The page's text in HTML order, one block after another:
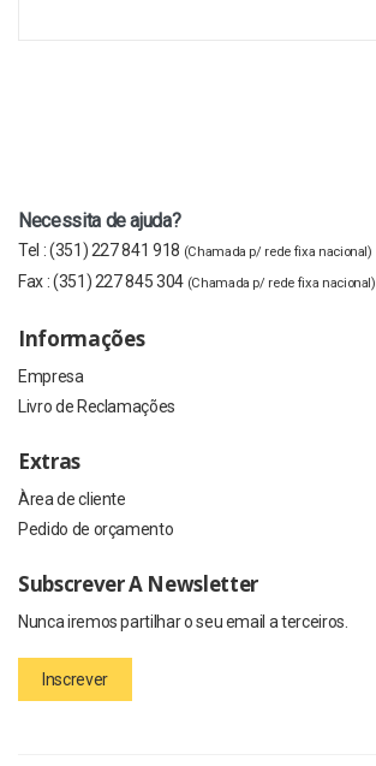
Necessita de ajuda?
Tel :(351) 227 841 918 (Chamada p/ rede fixa nacional)
Fax :(351) 227 845 304 (Chamada p/ rede fixa nacional)
Informações
Empresa
Livro de Reclamações
Extras
Àrea de cliente
Pedido de orçamento
Subscrever A Newsletter
Nunca iremos partilhar o seu email a terceiros.
Inscrever